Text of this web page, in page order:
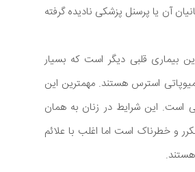
آن یا پرسنل پزشکی نادیده گرفته
بیماری قلبی دیگر است که بسیار
استرس هستند. مهمترین این
است. این شرایط در زنان به همان
و خطرناک است اما اغلب با علائم